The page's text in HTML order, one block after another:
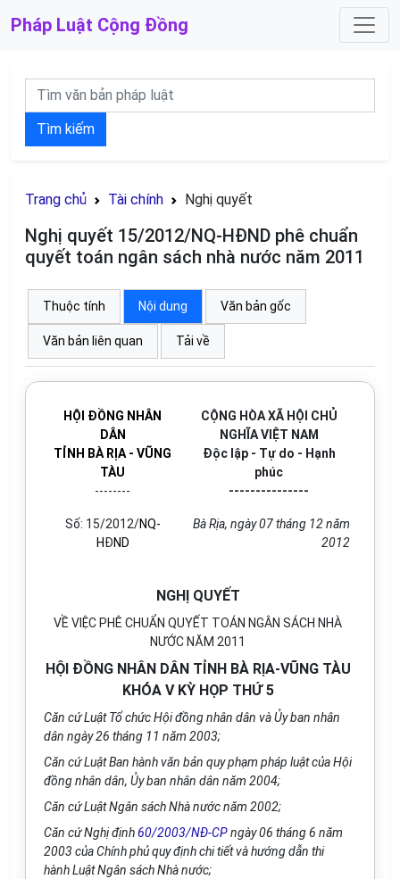
Pháp Luật Cộng Đồng
Tìm kiếm
Trang chủ Tài chính Nghị quyết
Nghị quyết 15/2012/NQ-HĐND phê chuẩn
quyết toán ngân sách nhà nước năm 2011
Thuộc tính Nội dung Văn bản gốc
Văn bản liên quan Tải về
HỘI ĐỒNG NHÂN
DÂN
TỈNH BÀ RỊA - VŨNG
TÀU
--------
CỘNG HÒA XÃ HỘI CHỦ
NGHĨA VIỆT NAM
Độc lập - Tự do - Hạnh
phúc
---------------
Số: 15/2012/NQ-
HĐND
Bà Rịa, ngày 07 tháng 12 năm
2012
NGHỊ QUYẾT
VỀ VIỆC PHÊ CHUẨN QUYẾT TOÁN NGÂN SÁCH NHÀ
NƯỚC NĂM 2011
HỘI ĐỒNG NHÂN DÂN TỈNH BÀ RỊA-VŨNG TÀU
KHÓA V KỲ HỌP THỨ 5
Căn cứ Luật Tổ chức Hội đồng nhân dân và Ủy ban nhân
dân ngày 26 tháng 11 năm 2003;
Căn cứ Luật Ban hành văn bản quy phạm pháp luật của Hội
đồng nhân dân, Ủy ban nhân dân năm 2004;
Căn cứ Luật Ngân sách Nhà nước năm 2002;
Căn cứ Nghị định60/2003/NĐ-CPngày 06 tháng 6 năm
2003 của Chính phủ quy định chi tiết và hướng dẫn thi
hành Luật Ngân sách Nhà nước;